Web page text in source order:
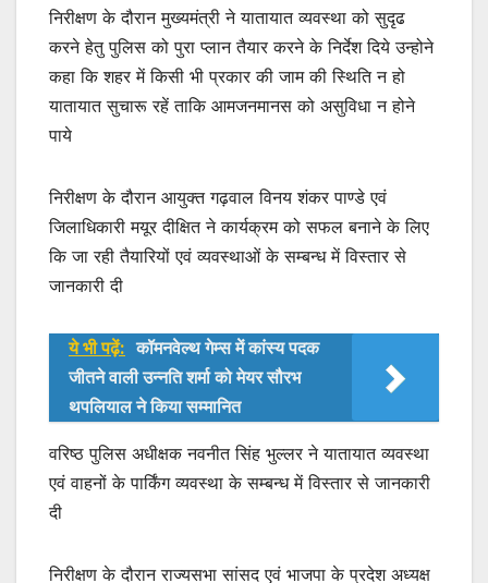
निरीक्षण के दौरान मुख्यमंत्री ने यातायात व्यवस्था को सुदृढ
करने हेतु पुलिस को पुरा प्लान तैयार करने के निर्देश दिये उन्होने
कहा कि शहर में किसी भी प्रकार की जाम की स्थिति न हो
यातायात सुचारू रहें ताकि आमजनमानस को असुविधा न होने
पाये
निरीक्षण के दौरान आयुक्त गढ़वाल विनय शंकर पाण्डे एवं
जिलाधिकारी मयूर दीक्षित ने कार्यक्रम को सफल बनाने के लिए
कि जा रही तैयारियों एवं व्यवस्थाओं के सम्बन्ध में विस्तार से
जानकारी दी
ये भी पढ़ें: कॉमनवेल्थ गेम्स में कांस्य पदक
जीतने वाली उन्नति शर्मा को मेयर सौरभ
थपलियाल ने किया सम्मानित
वरिष्ठ पुलिस अधीक्षक नवनीत सिंह भुल्लर ने यातायात व्यवस्था
एवं वाहनों के पार्किंग व्यवस्था के सम्बन्ध में विस्तार से जानकारी
दी
निरीक्षण के दौरान राज्यसभा सांसद एवं भाजपा के प्रदेश अध्यक्ष